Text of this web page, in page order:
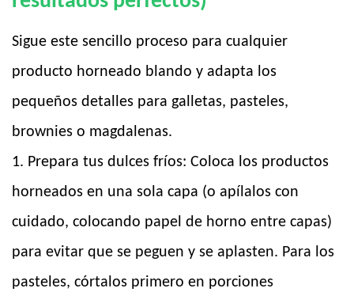
Sigue este sencillo proceso para cualquier
producto horneado blando y adapta los
pequeños detalles para galletas, pasteles,
brownies o magdalenas.
1. Prepara tus dulces fríos: Coloca los productos
horneados en una sola capa (o apílalos con
cuidado, colocando papel de horno entre capas)
para evitar que se peguen y se aplasten. Para los
pasteles, córtalos primero en porciones